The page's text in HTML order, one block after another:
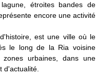
étroites bandes de
encore une activité
est une ville où le
le long de la Ria voisine
urbaines, dans une
d'actualité.